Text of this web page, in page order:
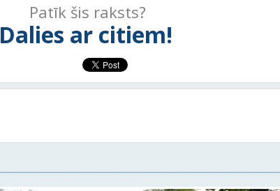
Patīk šis raksts?
Dalies ar citiem!